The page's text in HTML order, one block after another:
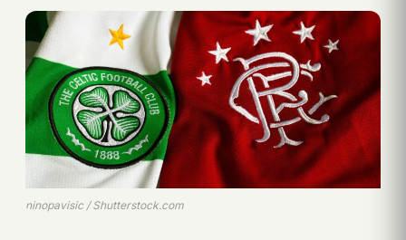
ninopavisic / Shutterstock.com